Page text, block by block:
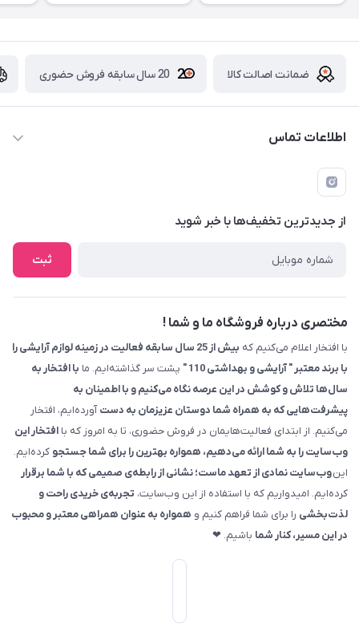
ضمانت اصالت کالا 20 سال سابقه فروش حضوری
اطلاعات تماس
09229839700 - 08338354666
info@cosmetics110.com
کرمانشاه ، بلوار نوبهار ، بین کوی ۱۱۰ و ۱۱۲ ، آرایشی و بهداشتی ۱۱۰
از جدید‌ترین تخفیف‌ها با‌ خبر شوید
ثبت
مختصری درباره فروشگاه ما و شما !
با افتخار اعلام می‌کنیم که
بیش از 25 سال سابقه فعالیت در زمینه لوازم آرایشی را
با برند معتبر " آرایشی و بهداشتی 110 "
پشت سر گذاشته‌ایم. ما با افتخار به
سال‌ها تلاش و کوشش در این عرصه نگاه می‌کنیم و با اطمینان به
پیشرفت‌هایی که به همراه شما دوستان عزیزمان به دستآورده‌ایم، افتخار
می‌کنیم. از ابتدای فعالیت‌هایمان در فروش حضوری، تا به امروز که با افتخار این
وب‌سایت را به شما ارائه می‌دهیم، همواره بهترین را برای شما جستجو کرده‌ایم.
اینوب‌سایت نمادی از تعهد ماست؛ نشانی از رابطه‌ی صمیمی که با شما برقرار
کرده‌ایم. امیدواریم که با استفاده از این وب‌سایت، تجربه‌ی خریدی راحت و
لذت‌بخشی را برای شما فراهم کنیم و همواره به عنوان همراهی معتبر و محبوب
در این مسیر، کنار شما باشیم. ❤